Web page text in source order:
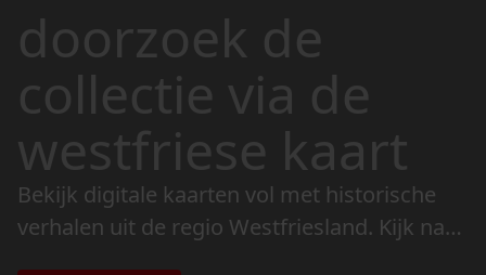
doorzoek de
collectie via de
westfriese kaart
Bekijk digitale kaarten vol met historische
verhalen uit de regio Westfriesland. Kijk naar